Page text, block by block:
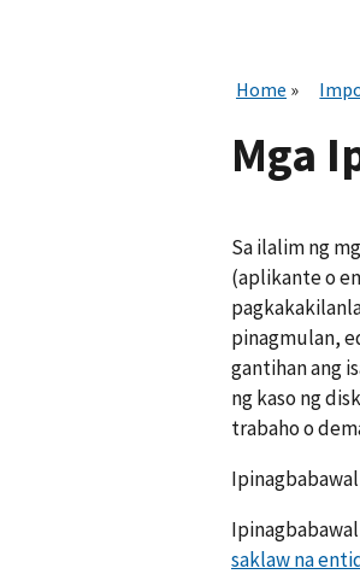
Home
Mga
Sa ilalim ng
(aplikante o
pinagmulan,
gantihan ang
ng kaso ng
trabaho o
saklaw na